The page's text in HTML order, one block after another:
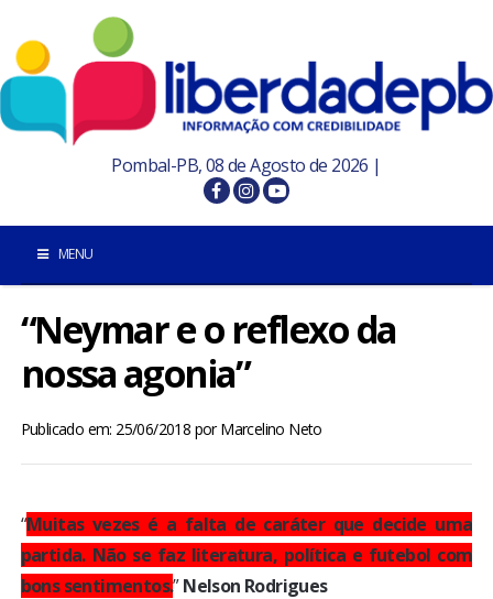
Pombal-PB, 08 de Agosto de 2026 |
MENU
INÍCIO
POMBAL E REGIÃO
PARAÍBA
MUNDO
“Neymar e o reflexo da
nossa agonia”
Publicado em: 25/06/2018 porMarcelino Neto
“Muitas vezes é a falta de caráter que decide uma
partida. Não se faz literatura, política e futebol com
bons sentimentos.”Nelson Rodrigues